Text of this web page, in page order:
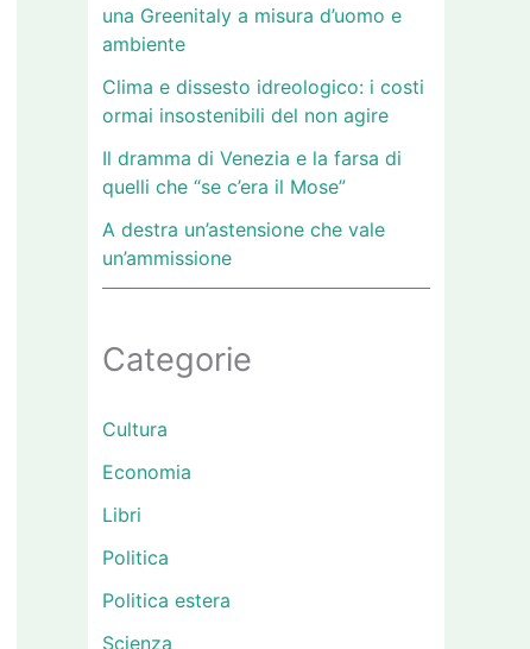
una Greenitaly a misura d’uomo e
ambiente
Clima e dissesto idreologico: i costi
ormai insostenibili del non agire
Il dramma di Venezia e la farsa di
quelli che “se c’era il Mose”
A destra un’astensione che vale
un’ammissione
Categorie
Cultura
Economia
Libri
Politica
Politica estera
Scienza